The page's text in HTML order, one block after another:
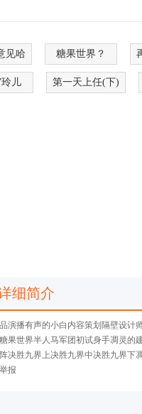
见哈 糖果世界？
玲儿 第一天上任(下)
细简介
演播有声的小白内容策划隔壁设
果世界半人马军团初试身手凋灵
决胜九界上决胜九界中决胜九界
报